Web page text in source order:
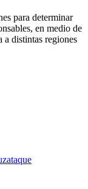
para determinar
en medio de
a distintas regiones
ataque